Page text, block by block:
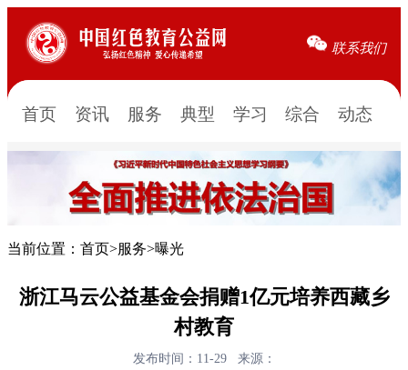
联系我们
首页 资讯 服务 典型 学习 综合 动态
当前位置： 首页>服务>曝光
浙江马云公益基金会捐赠1亿元培养西藏乡
村教育
发布时间：11-29 来源：